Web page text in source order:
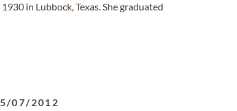
in Lubbock, Texas. She graduated
07/2012